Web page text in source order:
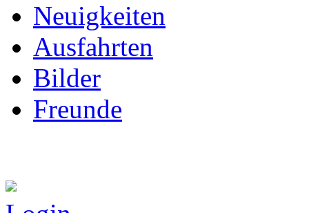
Neuigkeiten
Ausfahrten
Bilder
Freunde